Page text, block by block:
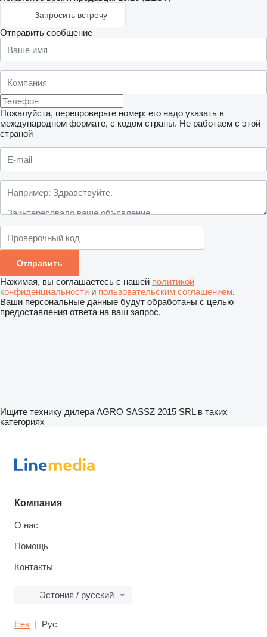
Запросить встречу
Отправить сообщение
Пожалуйста, перепроверьте номер: его надо указать в
международном формате, с кодом страны. Не работаем с этой
страной
Нажимая, вы соглашаетесь с нашей политикой
конфиденциальности и пользовательским соглашением.
Ваши персональные данные будут обработаны с целью
предоставления ответа на ваш запрос.
Ищите технику дилера AGRO SASSZ 2015 SRL в таких
категориях
Компания
О нас
Помощь
Контакты
Эстония / русский
Ees Рус